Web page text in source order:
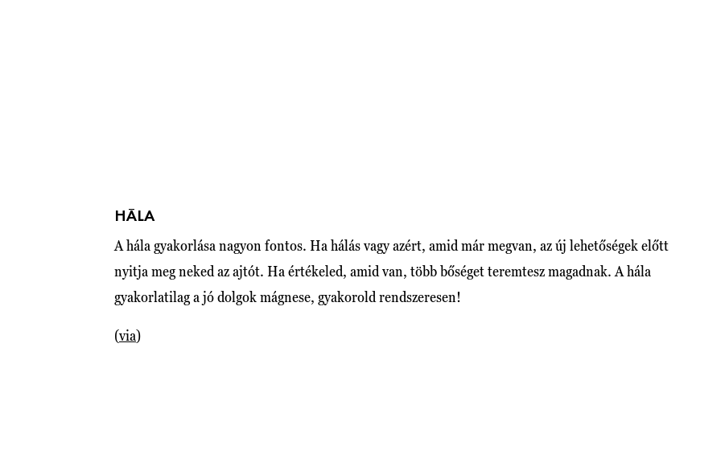
HÁLA
A hála gyakorlása nagyon fontos. Ha hálás vagy azért, amid már megvan, az új lehetőségek előtt
nyitja meg neked az ajtót. Ha értékeled, amid van, több bőséget teremtesz magadnak. A hála
gyakorlatilag a jó dolgok mágnese, gyakorold rendszeresen!
(via)